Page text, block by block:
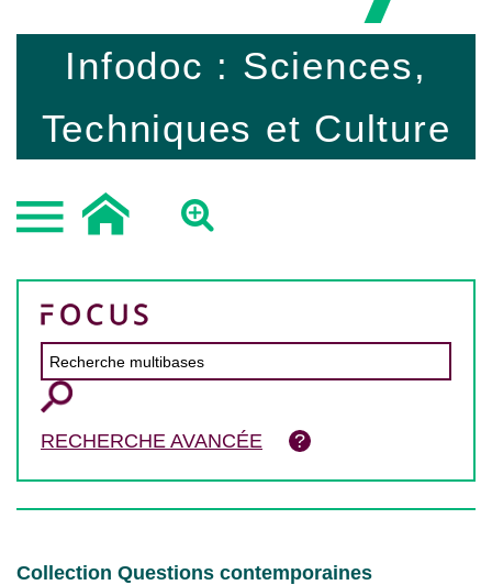
Infodoc : Sciences,
Techniques et Culture
RECHERCHE AVANCÉE
Collection Questions contemporaines